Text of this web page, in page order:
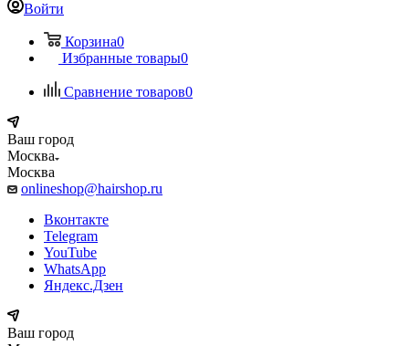
Войти
Корзина0
Избранные товары0
Сравнение товаров0
Ваш город
Москва
Москва
onlineshop@hairshop.ru
Вконтакте
Telegram
YouTube
WhatsApp
Яндекс.Дзен
Ваш город